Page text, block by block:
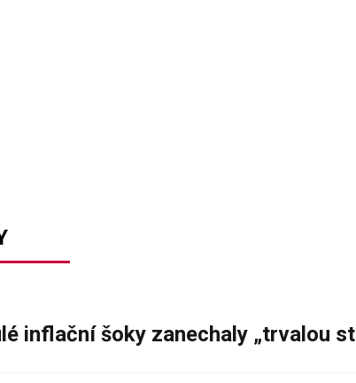
inflační šoky zanechaly „trvalou